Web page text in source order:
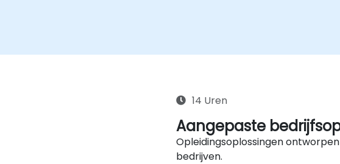
14 Uren
Aangepaste
Opleidingsoplossingen
bedrijven.